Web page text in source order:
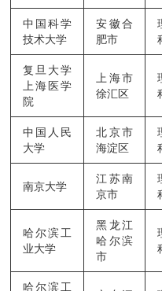
中国科学
技术大学
安徽合
肥市
复旦大学
上海医学
院
上海市
徐汇区
中国人民
大学
北京市
海淀区
南京大学
江苏南
京市
哈尔滨工
业大学
黑龙江
哈尔滨
市
哈尔滨工